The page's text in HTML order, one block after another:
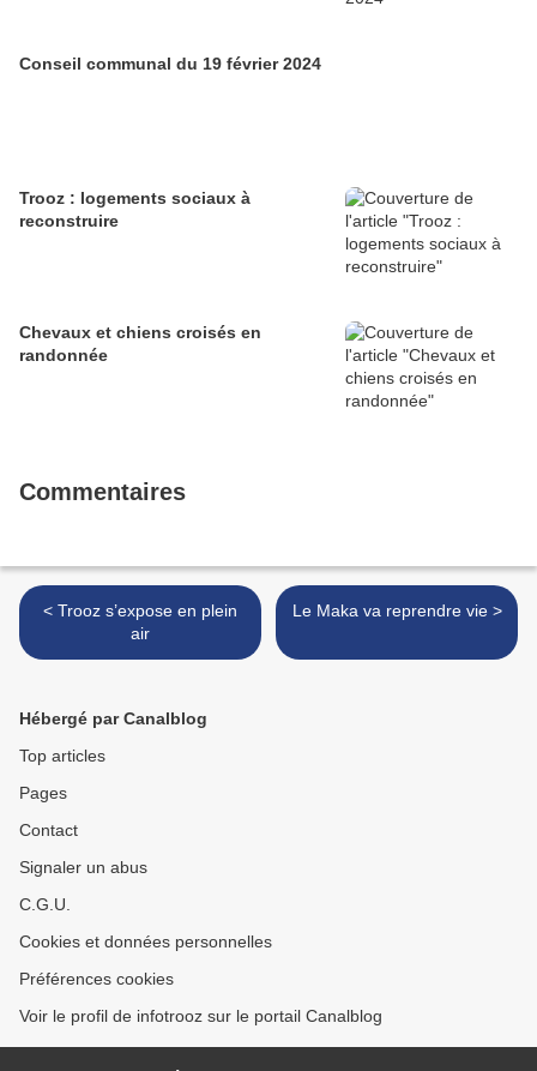
Conseil communal du 19 février 2024
Trooz : logements sociaux à
reconstruire
Chevaux et chiens croisés en
randonnée
Commentaires
< Trooz s’expose en plein
air
Le Maka va reprendre vie >
Hébergé par Canalblog
Top articles
Pages
Contact
Signaler un abus
C.G.U.
Cookies et données personnelles
Préférences cookies
Voir le profil de infotrooz sur le portail Canalblog